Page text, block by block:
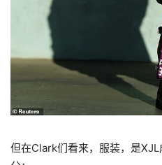
但在Clark们看来，服装，是